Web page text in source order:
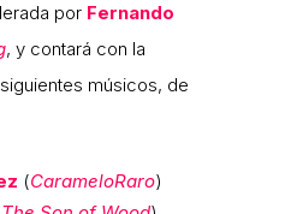
por Fernando
, y contará con la
músicos, de
(CarameloRaro)